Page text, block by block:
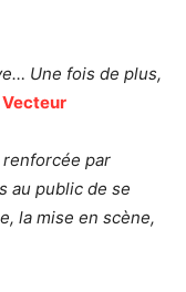
Une fois de plus,
Vecteur
par
au public de se
la mise en scène,